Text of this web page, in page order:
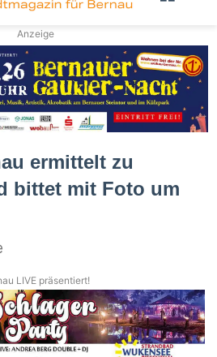
Anzeige
ermittelt zu
bittet mit Foto um
LIVE präsentiert!